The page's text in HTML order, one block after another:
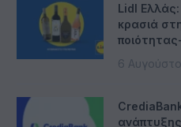
Lidl
κρασιά
6